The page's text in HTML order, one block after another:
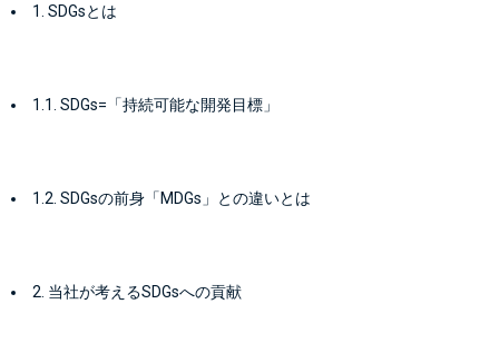
1. SDGsとは
1.1. SDGs=「持続可能な開発目標」
1.2. SDGsの前身「MDGs」との違いとは
2. 当社が考えるSDGsへの貢献